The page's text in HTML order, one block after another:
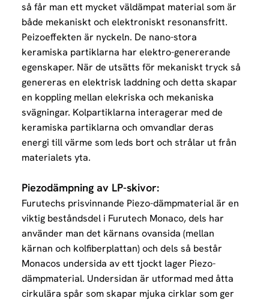
så får man ett mycket väldämpat material som är
både mekaniskt och elektroniskt resonansfritt.
Peizoeffekten är nyckeln. De nano-stora
keramiska partiklarna har elektro-genererande
egenskaper. När de utsätts för mekaniskt tryck så
genereras en elektrisk laddning och detta skapar
en koppling mellan elekriska och mekaniska
svägningar. Kolpartiklarna interagerar med de
keramiska partiklarna och omvandlar deras
energi till värme som leds bort och strålar ut från
materialets yta.
Piezodämpning av LP-skivor:
Furutechs prisvinnande Piezo-dämpmaterial är en
viktig beståndsdel i Furutech Monaco, dels har
använder man det kärnans ovansida (mellan
kärnan och kolfiberplattan) och dels så består
Monacos undersida av ett tjockt lager Piezo-
dämpmaterial. Undersidan är utformad med åtta
cirkulära spår som skapar mjuka cirklar som ger